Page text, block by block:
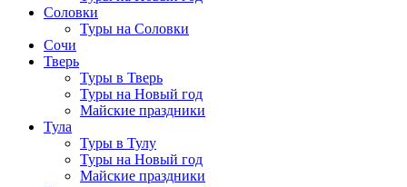
Соловки
Туры на Соловки
Сочи
Тверь
Туры в Тверь
Туры на Новый год
Майские праздники
Тула
Туры в Тулу
Туры на Новый год
Майские праздники